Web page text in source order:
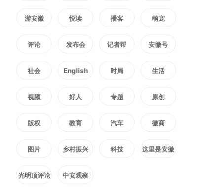
假药。江苏苏州曾有爱美人士注射
所谓的“暴瘦针”后，突发剧烈腹
痛，一度被下达病危通知书。这并
非个例，市面上流通的部分非法针
游安徽 悦读 播客 萌宠
评论 发布会 记者帮 安徽号
社会 English 时局 生活
视频 好人 专题 原创
版权 教育 汽车 徽商
图片 乡村振兴 科技 这里是安徽
光明顶评论 中安观察